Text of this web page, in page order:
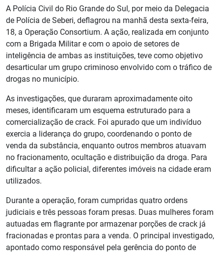
A Polícia Civil do Rio Grande do Sul, por meio da Delegacia
de Polícia de Seberi, deflagrou na manhã desta sexta-feira,
18, a Operação Consortium. A ação, realizada em conjunto
com a Brigada Militar e com o apoio de setores de
inteligência de ambas as instituições, teve como objetivo
desarticular um grupo criminoso envolvido com o tráfico de
drogas no município.
As investigações, que duraram aproximadamente oito
meses, identificaram um esquema estruturado para a
comercialização de crack. Foi apurado que um indivíduo
exercia a liderança do grupo, coordenando o ponto de
venda da substância, enquanto outros membros atuavam
no fracionamento, ocultação e distribuição da droga. Para
dificultar a ação policial, diferentes imóveis na cidade eram
utilizados.
Durante a operação, foram cumpridas quatro ordens
judiciais e três pessoas foram presas. Duas mulheres foram
autuadas em flagrante por armazenar porções de crack já
fracionadas e prontas para a venda. O principal investigado,
apontado como responsável pela gerência do ponto de